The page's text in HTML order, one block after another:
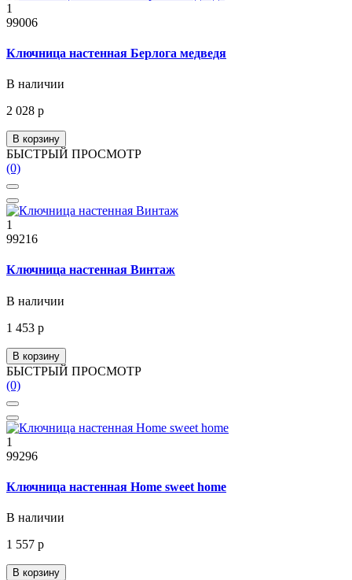
1
99006
Ключница настенная Берлога медведя
В наличии
2 028 р
В корзину
БЫСТРЫЙ ПРОСМОТР
(0)
1
99216
Ключница настенная Винтаж
В наличии
1 453 р
В корзину
БЫСТРЫЙ ПРОСМОТР
(0)
1
99296
Ключница настенная Home sweet home
В наличии
1 557 р
В корзину